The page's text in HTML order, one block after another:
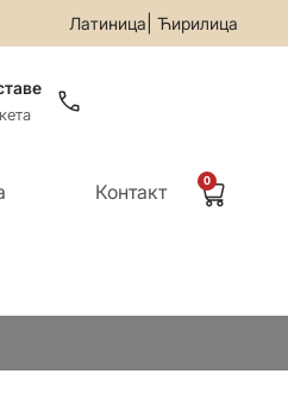
Латиница Ћирилица
и помоћ приликом онлајн
0
Контакт